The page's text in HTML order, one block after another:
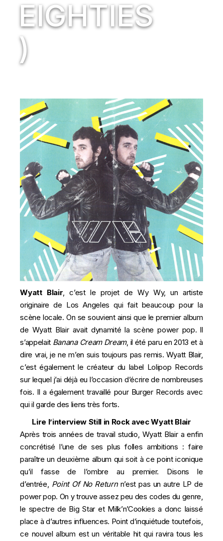
EIGHTIES
)
Wyatt Blair, c’est le projet de Wy Wy, un artiste
originaire de Los Angeles qui fait beaucoup pour la
scène locale. On se souvient ainsi que le premier album
de Wyatt Blair avait dynamité la scène power pop. ll
s’appelait Banana Cream Dream, il été paru en 2013 et à
dire vrai, je ne m’en suis toujours pas remis. Wyatt Blair,
c’est également le créateur du label Lolipop Records
sur lequel j’ai déjà eu l’occasion d’écrire de nombreuses
fois. Il a également travaillé pour Burger Records avec
qui il garde des liens très forts.
Lire l’interview Still in Rock avec Wyatt Blair
Après trois années de travail studio, Wyatt Blair a enfin
concrétisé l’une de ses plus folles ambitions : faire
paraître un deuxième album qui soit à ce point iconique
qu’il fasse de l’ombre au premier. Disons le
d’entrée, Point Of No Return n’est pas un autre LP de
power pop. On y trouve assez peu des codes du genre,
le spectre de Big Star et Milk’n’Cookies a donc laissé
place à d’autres influences. Point d’inquiétude toutefois,
ce nouvel album est un véritable hit qui ravira tous les